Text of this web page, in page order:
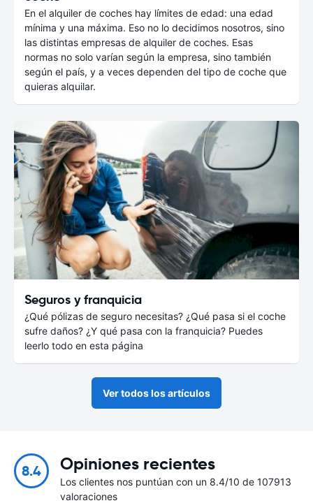
En el alquiler de coches hay límites de edad: una edad
mínima y una máxima. Eso no lo decidimos nosotros, sino
las distintas empresas de alquiler de coches. Esas
normas no solo varían según la empresa, sino también
según el país, y a veces dependen del tipo de coche que
quieras alquilar.
Seguros y franquicia
¿Qué pólizas de seguro necesitas? ¿Qué pasa si el coche
sufre daños? ¿Y qué pasa con la franquicia? Puedes
leerlo todo en esta página
Ver todos los artículos
8.4 Opiniones recientes
Los clientes nos puntúan con un 8.4/10 de 107913
valoraciones